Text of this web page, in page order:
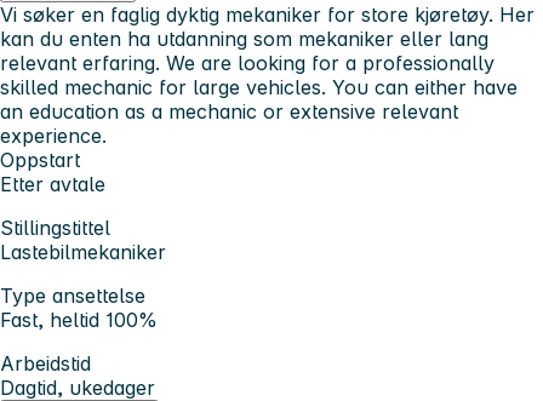
Vi søker en faglig dyktig mekaniker for store kjøretøy. Her
kan du enten ha utdanning som mekaniker eller lang
relevant erfaring. We are looking for a professionally
skilled mechanic for large vehicles. You can either have
an education as a mechanic or extensive relevant
experience.
Oppstart
Etter avtale
Stillingstittel
Lastebilmekaniker
Type ansettelse
Fast, heltid 100%
Arbeidstid
Dagtid, ukedager